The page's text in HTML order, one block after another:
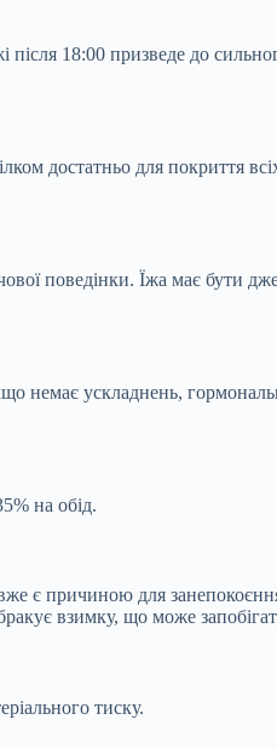
18:00 призведе до
достатньо для покриття
поведінки. Їжа має бути
немає ускладнень,
на обід.
є причиною для
взимку, що може
тиску.